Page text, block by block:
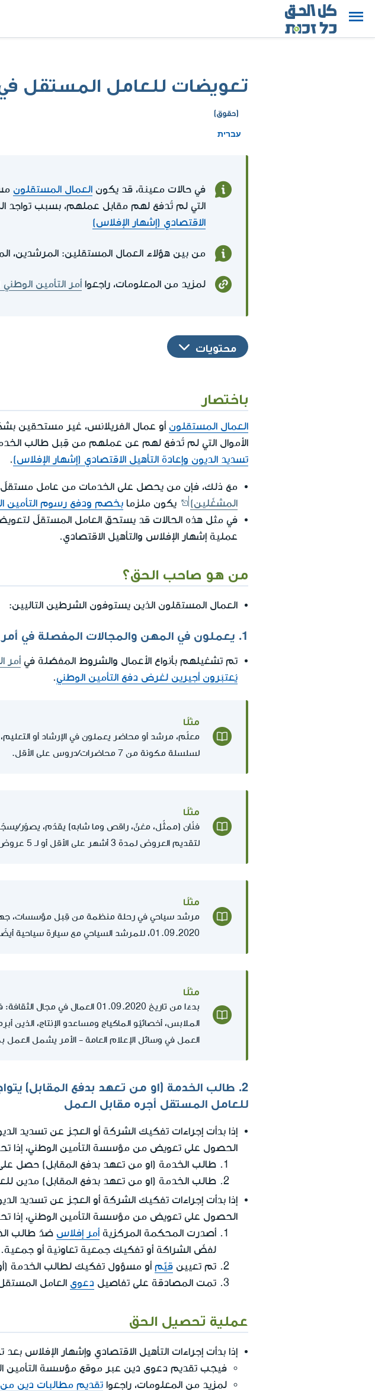
تعويضات للعامل المستقل
(حقوق)
עברית
في حالات معينة، قد يكون العمال المستقلون
التي لم تُدفع لهم مقابل عملهم، بسبب تواجد
الاقتصادي (إشهار الإفلاس)
من بين هؤلاء العمال المستقلين: المرشدين،
لمزيد من المعلومات، راجعواأمر التأمين
محتويات
باختصار
العمال المستقلون أو عمال الفريلانس، غير مستحقين
الأموال التي لم تُدفع لهم عن عملهم من قِبل طالب
تسديد الديون وإعادة التأهيل الاقتصادي (إشهار الإفلاس).
مع ذلك، فإن من يحصل على الخدمات من عامل
المشغّلين)
يكون ملزما بخصم ودفع رسوم التأمين
في مثل هذه الحالات قد يستحق العامل المستقلّ
عملية إشهار الإفلاس والتأهيل الاقتصادي.
من هو صاحب الحق؟
العمال المستقلون الذين يستوفون الشرطين التاليين:
1. يعملون في المهن والمجالات المفصلة في أمر التأمين الوطني
تم تشغيلهم بأنواع الأعمال والشروط المفصّلة فيأمر
يُعتبَرون أجيرين لغرض دفع التأمين الوطني.
مثلًا
معلّم، مرشد أو محاضر يعملون في الإرشاد أو
لسلسلة مكونة من 7 محاضرات/دروس على الأقل.
مثلًا
فنّان (ممثّل، مغنٍّ، راقص وما شابه) يقدّم، يصوّر/يسجّل
لتقديم العروض لمدة 3 أشهر على الأقل أو لـ 5 عروض على الأقل.
مثلًا
مرشد سياحي في رحلة منظمة من قِبل مؤسسات، جهات
01.09.2020، للمرشد السياحي مع سيارة سياحية أيضًا.
مثلًا
بدءًا من تاريخ 01.09.2020
العمل في وسائل الإعلام العامة - الأمر يشمل العمل بموجب اتفاقية
2. طالب الخدمة (او من تعهد بدفع المقابل)
للعامل المستقل أجره مقابل العمل
إذا بدأت إجراءات تفكيك الشركة أو العجز عن تسديد
الحصول على تعويض من مؤسسة التأمين الوطني، إذا
طالب الخدمة (او من تعهد بدفع المقابل) حصل
طالب الخدمة (او من تعهد بدفع المقابل) مدين
إذا بدأت إجراءات تفكيك الشركة أو العجز عن تسديد
الحصول على تعويض من مؤسسة التأمين الوطني، إذا
أصدرت المحكمة المركزيةأمر إفلاس ضدّ طالب
لفضّ الشراكة أو تفكيك جمعية تعاونية أو جمعية.
تم تعيين قيِّم أو مسؤول تفكيك لطالب الخدمة
تمت المصادقة على تفاصيل دعوى العامل
عملية تحصيل الحق
إذا بدأت إجراءات التأهيل الاقتصادي وإشهار الإفلاس بعد تاريخ
فيجب تقديم دعوى دَين عبر موقع مؤسسة التأمين
لمزيد من المعلومات، راجعوا تقديم مطالبات دين